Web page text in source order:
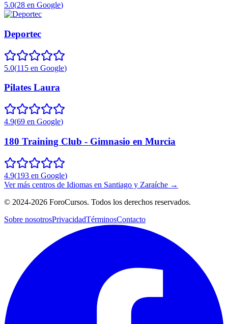
5.0(28 en Google)
Deportec
5.0(115 en Google)
Pilates Laura
4.9(69 en Google)
180 Training Club - Gimnasio en Murcia
4.9(193 en Google)
Ver más centros de Idiomas en Santiago y Zaraíche →
© 2024-2026 ForoCursos. Todos los derechos reservados.
Sobre nosotrosPrivacidadTérminosContacto